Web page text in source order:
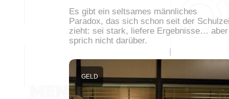
Es gibt ein seltsames männliches
Paradox, das sich schon seit der
zieht: sei stark, liefere Ergebnisse… aber
sprich nicht darüber.
GELD